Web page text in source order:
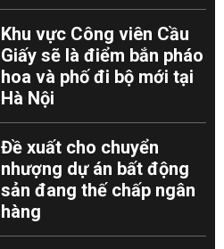
Khu vực Công viên Cầu
Giấy sẽ là điểm bắn pháo
hoa và phố đi bộ mới tại
Hà Nội
Đề xuất cho chuyển
nhượng dự án bất động
sản đang thế chấp ngân
hàng